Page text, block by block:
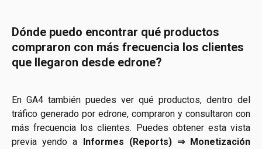
Dónde puedo encontrar qué productos
compraron con más frecuencia los clientes
que llegaron desde edrone?
En GA4 también puedes ver qué productos, dentro del
tráfico generado por edrone, compraron y consultaron con
más frecuencia los clientes. Puedes obtener esta vista
previa yendo a Informes (Reports) ⇒ Monetización